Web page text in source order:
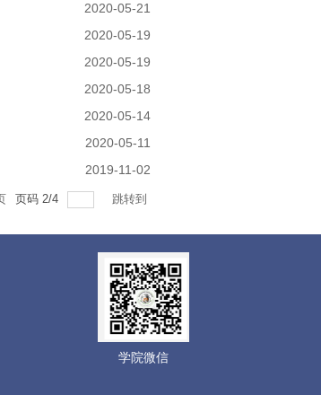
2020-05-21
2020-05-19
2020-05-19
2020-05-18
2020-05-14
2020-05-11
2019-11-02
页码 2/4 跳转到
学院微信